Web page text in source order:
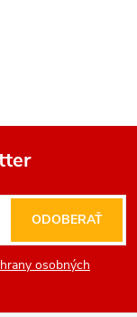
osobných
ODOBERAŤ